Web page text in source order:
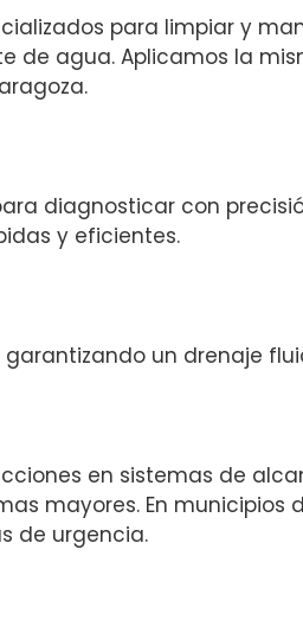
para limpiar y
de agua. Aplicamos la
diagnosticar con
y eficientes.
un drenaje
en sistemas de
mayores. En municipios
de urgencia.